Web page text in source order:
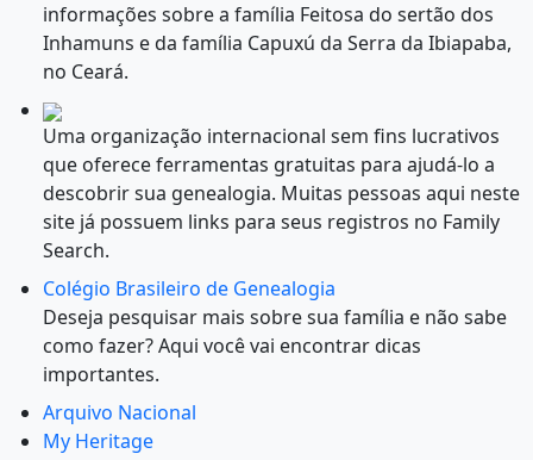
informações sobre a família Feitosa do sertão dos
Inhamuns e da família Capuxú da Serra da Ibiapaba,
no Ceará.
Uma organização internacional sem fins lucrativos
que oferece ferramentas gratuitas para ajudá-lo a
descobrir sua genealogia. Muitas pessoas aqui neste
site já possuem links para seus registros no Family
Search.
Colégio Brasileiro de Genealogia
Deseja pesquisar mais sobre sua família e não sabe
como fazer? Aqui você vai encontrar dicas
importantes.
Arquivo Nacional
My Heritage